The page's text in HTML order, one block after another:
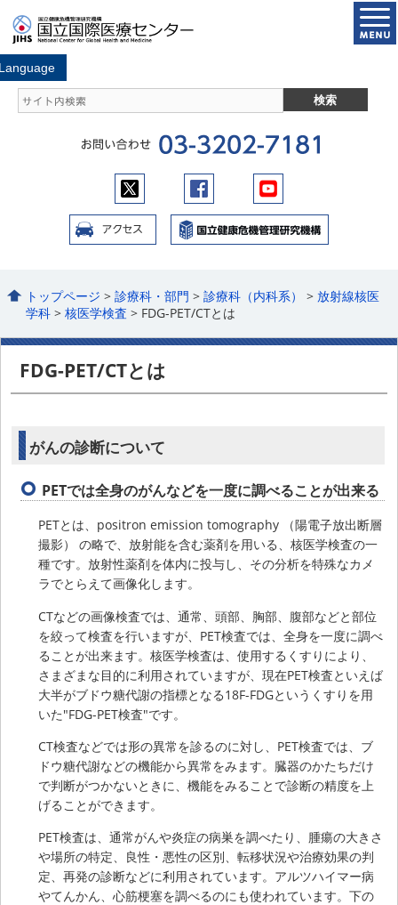
トップページ >診療科・部門 >診療科（内科系） >放射線核医
学科 >核医学検査 > FDG-PET/CTとは
FDG-PET/CTとは
がんの診断について
PETでは全身のがんなどを一度に調べることが出来る
PETとは、positron emission tomography （陽電子放出断層
撮影） の略で、放射能を含む薬剤を用いる、核医学検査の一
種です。放射性薬剤を体内に投与し、その分析を特殊なカメ
ラでとらえて画像化します。
CTなどの画像検査では、通常、頭部、胸部、腹部などと部位
を絞って検査を行いますが、PET検査では、全身を一度に調べ
ることが出来ます。核医学検査は、使用するくすりにより、
さまざまな目的に利用されていますが、現在PET検査といえば
大半がブドウ糖代謝の指標となる18F-FDGというくすりを用
いた"FDG-PET検査"です。
CT検査などでは形の異常を診るのに対し、PET検査では、ブ
ドウ糖代謝などの機能から異常をみます。臓器のかたちだけ
で判断がつかないときに、機能をみることで診断の精度を上
げることができます。
PET検査は、通常がんや炎症の病巣を調べたり、腫瘍の大きさ
や場所の特定、良性・悪性の区別、転移状況や治療効果の判
定、再発の診断などに利用されています。アルツハイマー病
やてんかん、心筋梗塞を調べるのにも使われています。下の